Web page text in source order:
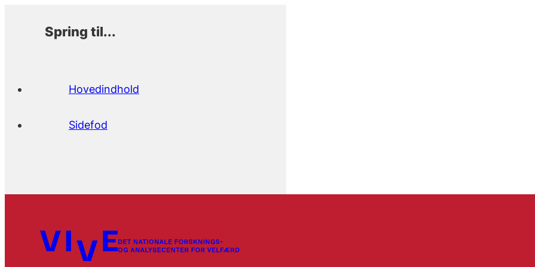
Spring til...
Hovedindhold
Sidefod